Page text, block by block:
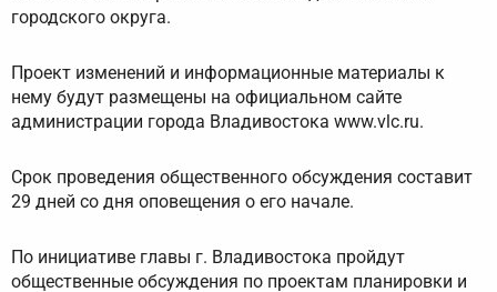
городского округа.
Проект изменений и информационные материалы к
нему будут размещены на официальном сайте
администрации города Владивостока www.vlc.ru.
Срок проведения общественного обсуждения составит
29 дней со дня оповещения о его начале.
По инициативе главы г. Владивостока пройдут
общественные обсуждения по проектам планировки и